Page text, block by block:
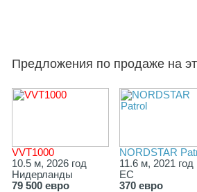
Предложения по продаже на
VVT1000
10.5 м, 2026 год
Нидерланды
79 500 евро
NORDSTAR
11.6 м, 2021 год
ЕС
370 евро